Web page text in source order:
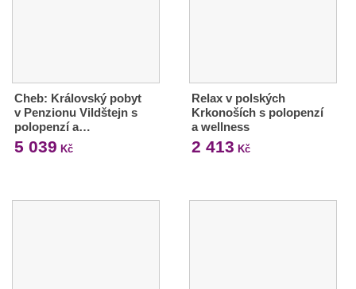
Cheb: Královský pobyt
v Penzionu Vildštejn s
polopenzí a…
5 039 Kč
Relax v polských
Krkonoších s polopenzí
a wellness
2 413 Kč